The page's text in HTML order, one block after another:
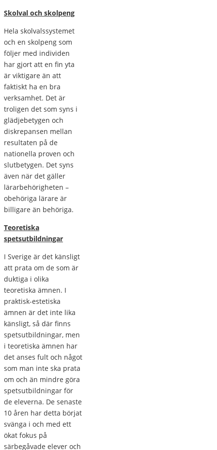
Skolval och skolpeng
Hela skolvalssystemet
och en skolpeng som
följer med individen
har gjort att en fin yta
är viktigare än att
faktiskt ha en bra
verksamhet. Det är
troligen det som syns i
glädjebetygen och
diskrepansen mellan
resultaten på de
nationella proven och
slutbetygen. Det syns
även när det gäller
lärarbehörigheten –
obehöriga lärare är
billigare än behöriga.
Teoretiska
spetsutbildningar
I Sverige är det känsligt
att prata om de som är
duktiga i olika
teoretiska ämnen. I
praktisk-estetiska
ämnen är det inte lika
känsligt, så där finns
spetsutbildningar, men
i teoretiska ämnen har
det anses fult och något
som man inte ska prata
om och än mindre göra
spetsutbildningar för
de eleverna. De senaste
10 åren har detta börjat
svänga i och med ett
ökat fokus på
särbegåvade elever och